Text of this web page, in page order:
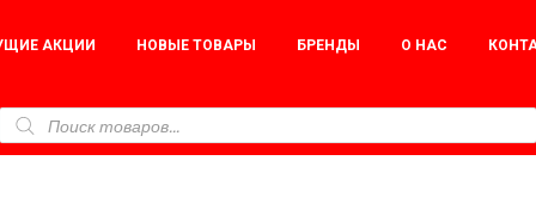
АКЦИИ НОВЫЕ ТОВАРЫ БРЕНДЫ О НАС